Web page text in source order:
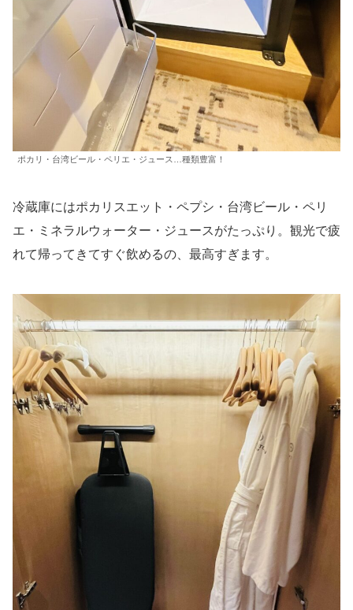
ポカリ・台湾ビール・ペリエ・ジュース…種類豊富！
冷蔵庫にはポカリスエット・ペプシ・台湾ビール・ペリ
エ・ミネラルウォーター・ジュースがたっぷり。観光で疲
れて帰ってきてすぐ飲めるの、最高すぎます。